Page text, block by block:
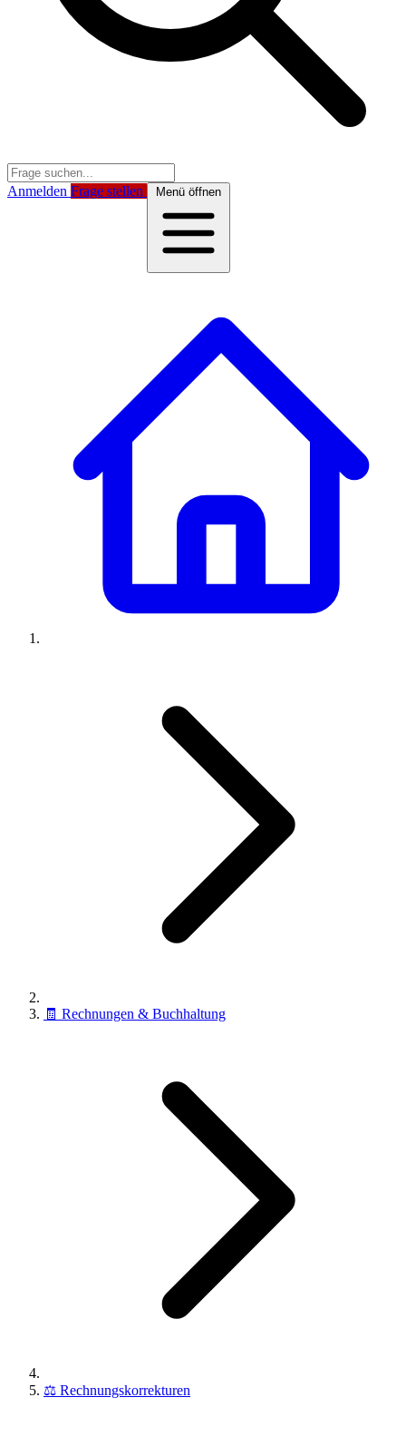
Anmelden Frage stellen Menü öffnen
🧾 Rechnungen & Buchhaltung
⚖️ Rechnungskorrekturen